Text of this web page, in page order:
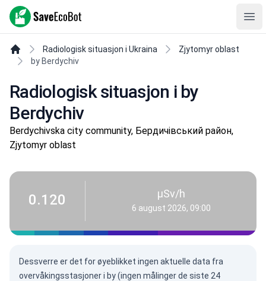
SaveEcoBot
Radiologisk situasjon i Ukraina
Zjytomyr oblast
by Berdychiv
Radiologisk situasjon i by
Berdychiv
Berdychivska city community, Бердичівський район,
Zjytomyr oblast
0.120 µSv/h
6 august 2026, 09:00
Dessverre er det for øyeblikket ingen aktuelle data fra
overvåkingsstasjoner i by (ingen målinger de siste 24